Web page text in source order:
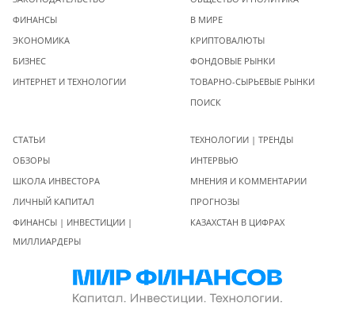
ФИНАНСЫ
ЭКОНОМИКА
БИЗНЕС
ИНТЕРНЕТ И ТЕХНОЛОГИИ
В МИРЕ
КРИПТОВАЛЮТЫ
ФОНДОВЫЕ РЫНКИ
ТОВАРНО-СЫРЬЕВЫЕ РЫНКИ
ПОИСК
СТАТЬИ
ОБЗОРЫ
ШКОЛА ИНВЕСТОРА
ЛИЧНЫЙ КАПИТАЛ
ФИНАНСЫ | ИНВЕСТИЦИИ |
МИЛЛИАРДЕРЫ
ТЕХНОЛОГИИ | ТРЕНДЫ
ИНТЕРВЬЮ
МНЕНИЯ И КОММЕНТАРИИ
ПРОГНОЗЫ
КАЗАХСТАН В ЦИФРАХ